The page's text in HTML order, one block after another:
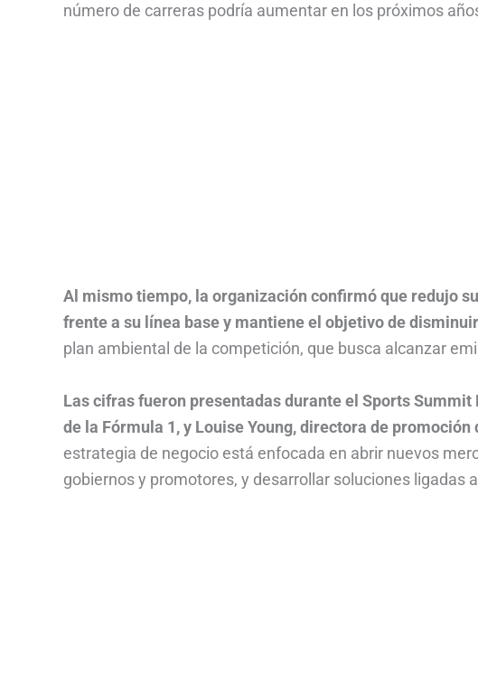
número de carreras podría aumentar en los próximos
Al mismo tiempo, la organización confirmó que redujo
frente a su línea base y mantiene el objetivo de
plan ambiental de la competición, que busca alcanzar
Las cifras fueron presentadas durante el Sports
de la Fórmula 1, y Louise Young, directora de promoción
estrategia de negocio está enfocada en abrir nuevos
gobiernos y promotores, y desarrollar soluciones ligadas